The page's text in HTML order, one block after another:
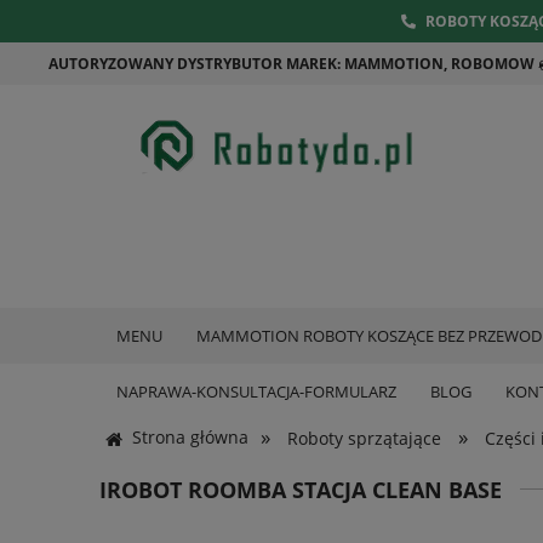
ROBOTY
AUTORYZOWANY DYSTRYBUTOR MAREK: MAMMOTION, ROBOMOW
MENU MAMMOTION ROBOTY KOSZĄCE BEZ
NAPRAWA-KONSULTACJA-FORMULARZ BLOG
Strona główna » Roboty sprzątające »
IROBOT ROOMBA STACJA CLEAN BASE